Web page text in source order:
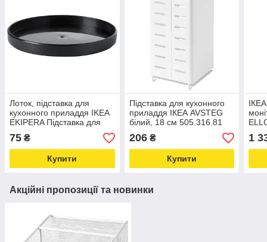
Лоток, підставка для
кухонного приладдя IKEA
EKIPERA Підставка для
столових приладів, чорний
(202.425.88)
75 ₴
Купити
Підставка для кухонного
приладдя ІКЕА AVSTEG
білий, 18 см 505.316.81
206₴
Купити
1
Акційні пропозиції та новинки